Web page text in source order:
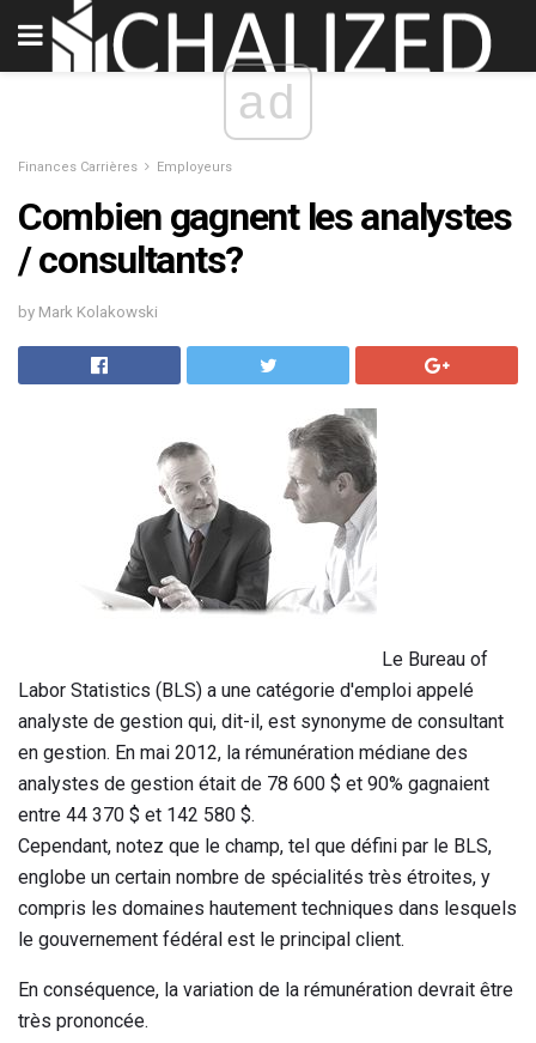
ad
Finances Carrières Employeurs
Combien gagnent les analystes
/ consultants?
by Mark Kolakowski
Le Bureau of
Labor Statistics (BLS) a une catégorie d'emploi appelé
analyste de gestion qui, dit-il, est synonyme de consultant
en gestion. En mai 2012, la rémunération médiane des
analystes de gestion était de 78 600 $ et 90% gagnaient
entre 44 370 $ et 142 580 $.
Cependant, notez que le champ, tel que défini par le BLS,
englobe un certain nombre de spécialités très étroites, y
compris les domaines hautement techniques dans lesquels
le gouvernement fédéral est le principal client.
En conséquence, la variation de la rémunération devrait être
très prononcée.